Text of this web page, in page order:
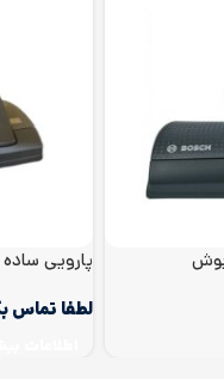
بوش پارویی